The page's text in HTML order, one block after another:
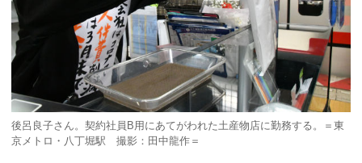
後呂良子さん。契約社員B用にあてがわれた土産物店に勤務する。＝東
京メトロ・八丁堀駅 撮影：田中龍作＝